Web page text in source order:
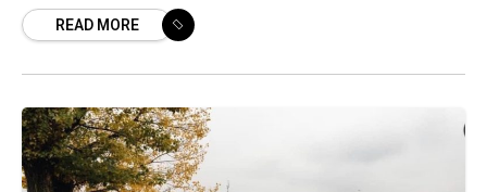
intensificări
READ MORE